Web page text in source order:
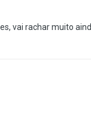
vai rachar muito